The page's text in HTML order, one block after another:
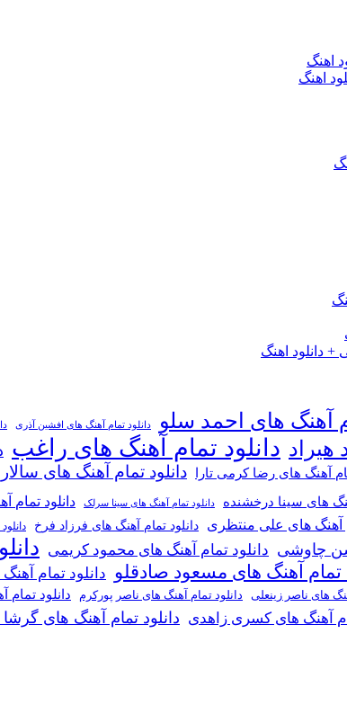
اهنگ
اهنگ
دانلود اهنگ
آهنگ های احمد سلو دانلود تمام آهنگ های افشین آذری
هیراد دانلود تمام آهنگ های راغب
آهنگ های رضا کرمی تارا دانلود تمام آهنگ های
های سینا درخشنده دانلود تمام آهنگ های سینا سرلک دانلود تمام
آهنگ های علی منتظری دانلود تمام آهنگ های فرزاد فرخ
چاوشی دانلود تمام آهنگ های محمود کریمی
تمام آهنگ های مسعود صادقلو دانلود تمام
های ناصر زینعلی دانلود تمام آهنگ های ناصر پورکرم دانلود
آهنگ های کسری زاهدی دانلود تمام آهنگ های